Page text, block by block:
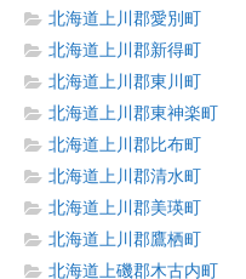
北海道上川郡愛別町
北海道上川郡新得町
北海道上川郡東川町
北海道上川郡東神楽町
北海道上川郡比布町
北海道上川郡清水町
北海道上川郡美瑛町
北海道上川郡鷹栖町
北海道上磯郡木古内町